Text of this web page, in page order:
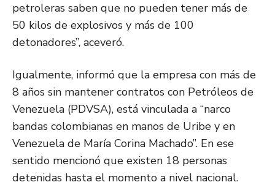
petroleras saben que no pueden tener más de
50 kilos de explosivos y más de 100
detonadores”, aceveró.
Igualmente, informó que la empresa con más de
8 años sin mantener contratos con Petróleos de
Venezuela (PDVSA), está vinculada a “narco
bandas colombianas en manos de Uribe y en
Venezuela de María Corina Machado”. En ese
sentido mencionó que existen 18 personas
detenidas hasta el momento a nivel nacional.